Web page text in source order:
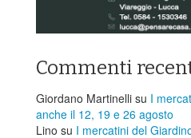
Commenti
Giordano Martinelli su I
anche il 12, 19 e 26 agosto
Lino su I mercatini del